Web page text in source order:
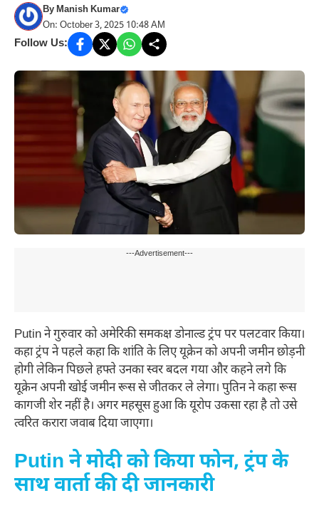
ByManish Kumar
On: October 3, 2025 10:48 AM
Follow Us:
---Advertisement---
Putin ने गुरुवार को अमेरिकी समकक्ष डोनाल्ड ट्रंप पर पलटवार किया।
कहा ट्रंप ने पहले कहा कि शांति के लिए यूक्रेन को अपनी जमीन छोड़नी
होगी लेकिन पिछले हफ्ते उनका स्वर बदल गया और कहने लगे कि
यूक्रेन अपनी खोई जमीन रूस से जीतकर ले लेगा। पुतिन ने कहा रूस
कागजी शेर नहीं है। अगर महसूस हुआ कि यूरोप उकसा रहा है तो उसे
त्वरित करारा जवाब दिया जाएगा।
Putin ने मोदी को किया फोन, ट्रंप के
साथ वार्ता की दी जानकारी